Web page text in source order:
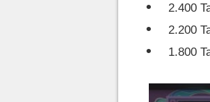
2.400
2.200
1.800